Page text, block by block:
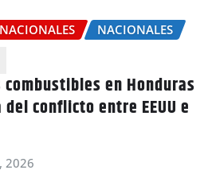
NACIONALES
en Honduras
conflicto entre EEUU e
2026